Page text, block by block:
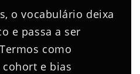
o vocabulário deixa
e passa a ser
como
e bias